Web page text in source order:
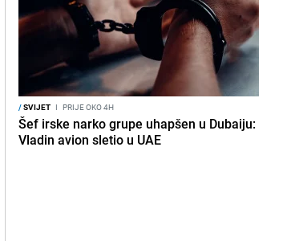
/SVIJET I PRIJE OKO 4H
Šef irske narko grupe uhapšen u Dubaiju:
Vladin avion sletio u UAE